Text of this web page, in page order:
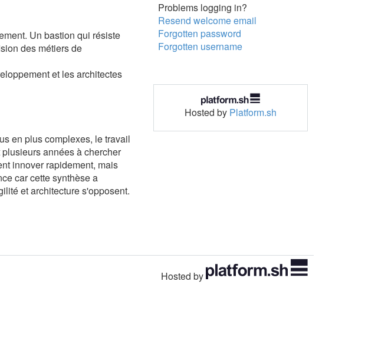
Un bastion qui résiste
des métiers de
et les architectes
en plus complexes, le travail
années à chercher
innover rapidement, mais
car cette synthèse a
et architecture s'opposent.
Problems logging in?
Resend welcome email
Forgotten password
Forgotten username
Hosted by Platform.sh
Hosted by